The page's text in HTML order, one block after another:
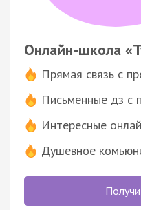
Онлайн-школа
Прямая связь с
Письменные дз с
Интересные
Душевное